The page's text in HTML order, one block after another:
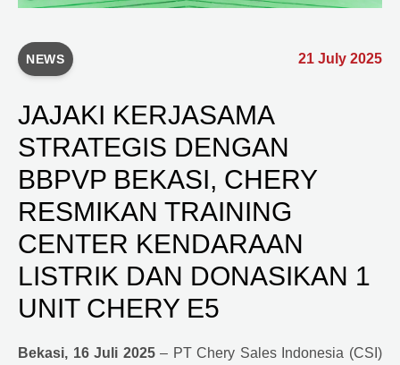
NEWS 21 July 2025
JAJAKI KERJASAMA
STRATEGIS DENGAN
BBPVP BEKASI, CHERY
RESMIKAN TRAINING
CENTER KENDARAAN
LISTRIK DAN DONASIKAN 1
UNIT CHERY E5
Bekasi, 16 Juli 2025– PT Chery Sales Indonesia (CSI)